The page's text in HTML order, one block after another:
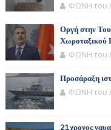
ΦΩΝΗ του
Οργή στην
Χωροταξικού
ΦΩΝΗ του
Προσάραξη
ΦΩΝΗ του
21χρονος